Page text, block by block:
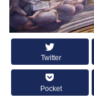
Twitter
Pocket